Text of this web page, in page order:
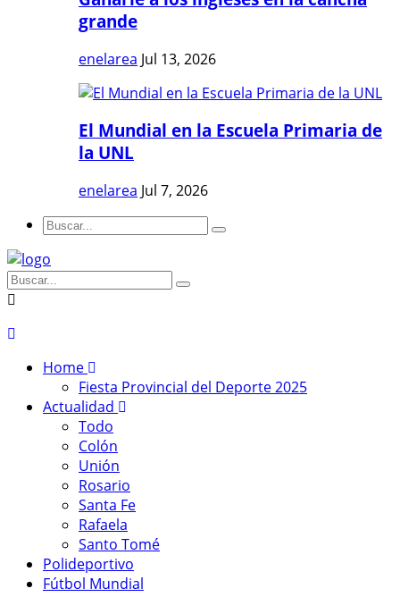
grande
enelarea Jul 13, 2026
El Mundial en la Escuela Primaria de
la UNL
enelarea Jul 7, 2026
Home
Fiesta Provincial del Deporte 2025
Actualidad
Todo
Colón
Unión
Rosario
Santa Fe
Rafaela
Santo Tomé
Polideportivo
Fútbol Mundial